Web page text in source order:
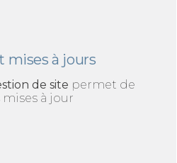
mises à jours
de site permet de
à jour